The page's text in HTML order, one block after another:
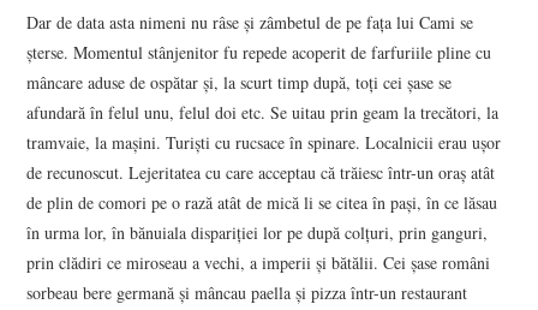
Dar de data asta nimeni nu râse şi zâmbetul de pe faţa lui Cami se
şterse. Momentul stânjenitor fu repede acoperit de farfuriile pline cu
mâncare aduse de ospătar şi, la scurt timp după, toţi cei şase se
afundară în felul unu, felul doi etc. Se uitau prin geam la trecători, la
tramvaie, la maşini. Turişti cu rucsace în spinare. Localnicii erau uşor
de recunoscut. Lejeritatea cu care acceptau că trăiesc într-un oraş atât
de plin de comori pe o rază atât de mică li se citea în paşi, în ce lăsau
în urma lor, în bănuiala dispariţiei lor pe după colţuri, prin ganguri,
prin clădiri ce miroseau a vechi, a imperii şi bătălii. Cei şase români
sorbeau bere germană şi mâncau paella şi pizza într-un restaurant